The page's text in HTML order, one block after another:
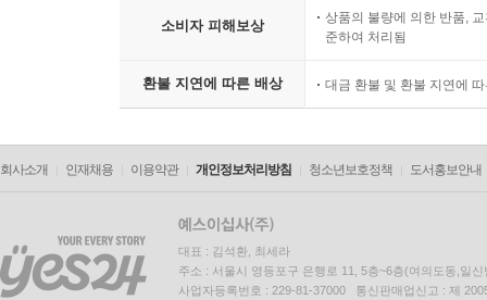
소비자 피해보상
상품의 불량에 의한 반품,
준하여 처리됨
환불 지연에 따른 배상 대금 환불 및 환불 지연에
회사소개 인재채용 이용약관 개인정보처리방침 청소년보호정책 도서홍보안내
대표 : 김석환, 최세라
주소 : 서울시 영등포구 은행로 11, 5층~6층(여의도동,일신
사업자등록번호 : 229-81-37000 통신판매업신고 : 제